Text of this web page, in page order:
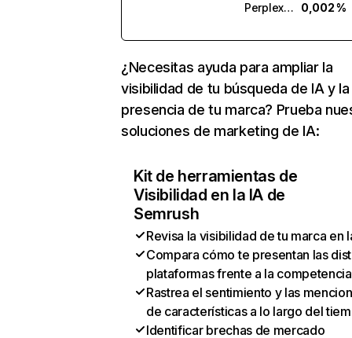
Perplexity
0,002 %
¿Necesitas ayuda para ampliar la
visibilidad de tu búsqueda de IA y la
presencia de tu marca? Prueba
soluciones de marketing de IA:
Kit de herramientas de
Visibilidad en la IA de
Semrush
Revisa la visibilidad de tu marca en
Compara cómo te presentan las
plataformas frente a la competencia
Rastrea el sentimiento y las
de características a lo largo del
Identificar brechas de mercado